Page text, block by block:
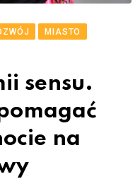
MIASTO
sensu.
na